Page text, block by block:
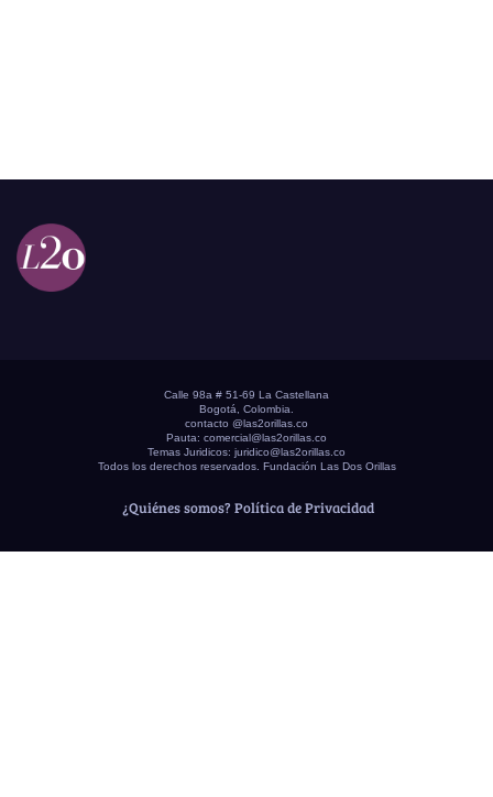
Calle 98a # 51-69 La Castellana
Bogotá, Colombia.
contacto @las2orillas.co
Pauta: comercial@las2orillas.co
Temas Juridicos: juridico@las2orillas.co
Todos los derechos reservados. Fundación Las Dos Orillas
¿Quiénes somos? Política de Privacidad